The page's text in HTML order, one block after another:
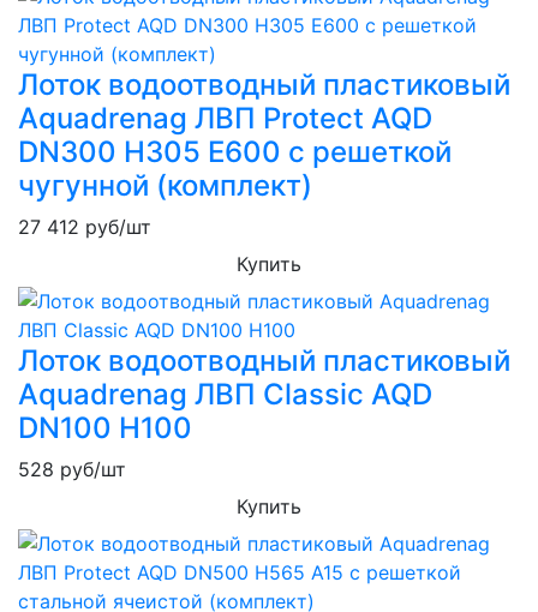
Лоток водоотводный пластиковый
Aquadrenag ЛВП Protect AQD
DN300 H305 E600 с решеткой
чугунной (комплект)
27 412 руб/шт
Купить
Лоток водоотводный пластиковый
Aquadrenag ЛВП Classic AQD
DN100 H100
528 руб/шт
Купить